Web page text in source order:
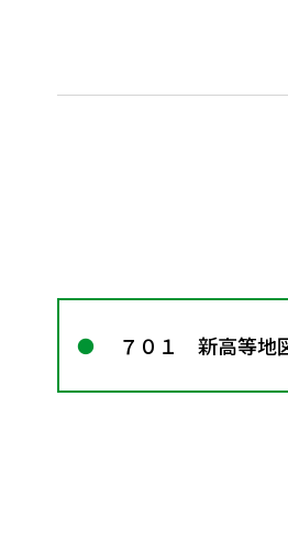
７０１ 新高等地